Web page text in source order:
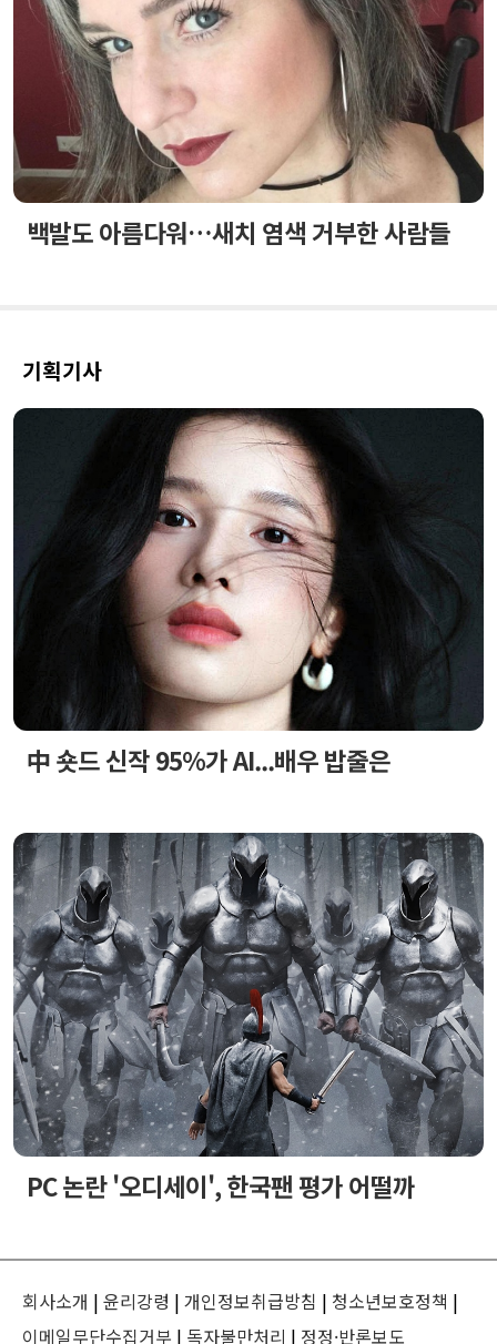
백발도 아름다워…새치 염색 거부한 사람들
기획기사
中 숏드 신작 95%가 AI...배우 밥줄은
PC 논란 '오디세이', 한국팬 평가 어떨까
회사소개 | 윤리강령 | 개인정보취급방침 | 청소년보호정책 |
이메일무단수집거부 | 독자불만처리 | 정정·반론보도